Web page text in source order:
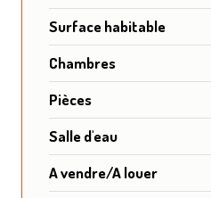
Surface habitable
Chambres
Pièces
Salle d'eau
A vendre/A louer